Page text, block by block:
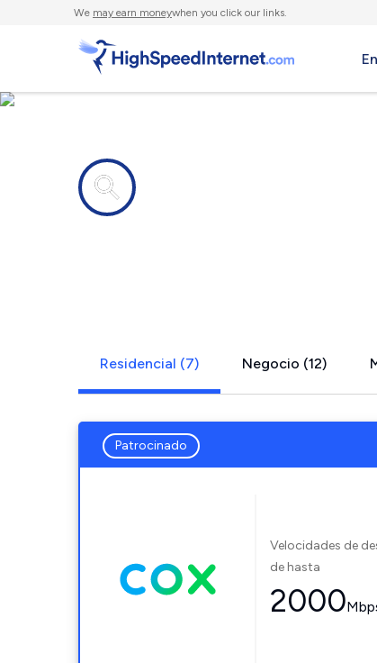
We may earn moneywhen you click our links.
Residencial (7) Negocio (12)
Patrocinado
Velocidades de
de hasta
2000